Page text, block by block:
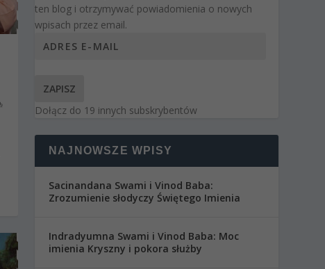
ten blog i otrzymywać powiadomienia o nowych
wpisach przez email.
ZAPISZ
Dołącz do 19 innych subskrybentów
NAJNOWSZE WPISY
Sacinandana Swami i Vinod Baba:
Zrozumienie słodyczy Świętego Imienia
Indradyumna Swami i Vinod Baba: Moc
imienia Kryszny i pokora służby